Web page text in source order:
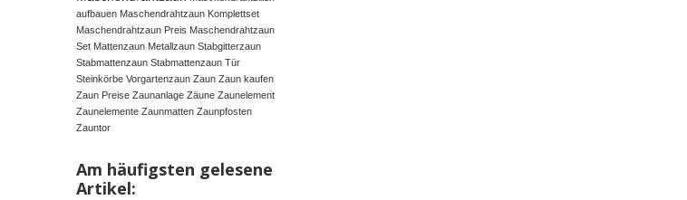
aufbauen Maschendrahtzaun Komplettset
Maschendrahtzaun Preis Maschendrahtzaun
Set Mattenzaun Metallzaun Stabgitterzaun
Stabmattenzaun Stabmattenzaun Tür
Steinkörbe Vorgartenzaun Zaun Zaun kaufen
Zaun Preise Zaunanlage Zäune Zaunelement
Zaunelemente Zaunmatten Zaunpfosten
Zauntor
Am häufigsten gelesene
Artikel: